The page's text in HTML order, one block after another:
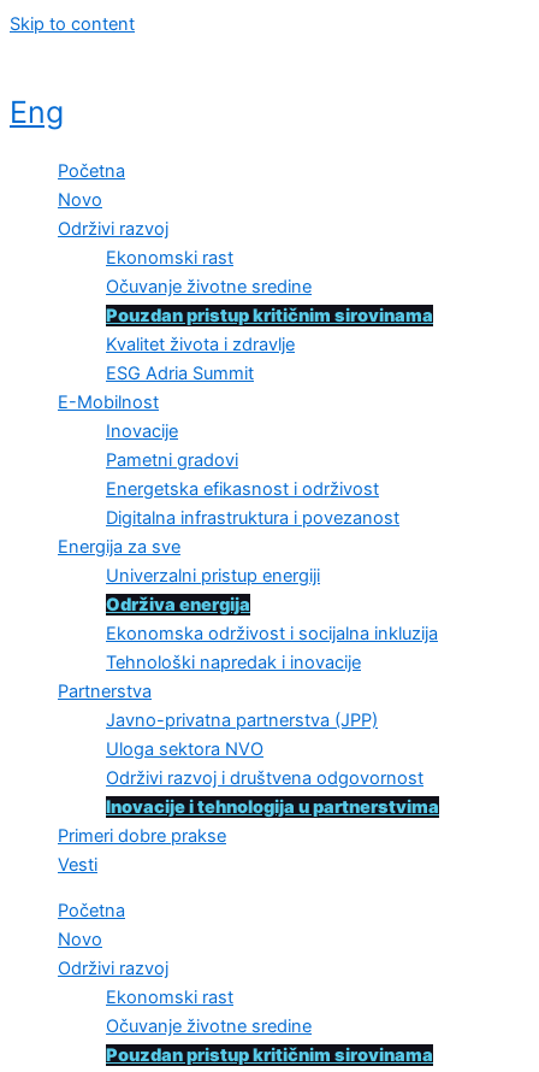
Skip to content
Eng
Početna
Novo
Održivi razvoj
Ekonomski rast
Očuvanje životne sredine
Pouzdan pristup kritičnim sirovinama
Kvalitet života i zdravlje
ESG Adria Summit
E-Mobilnost
Inovacije
Pametni gradovi
Energetska efikasnost i održivost
Digitalna infrastruktura i povezanost
Energija za sve
Univerzalni pristup energiji
Održiva energija
Ekonomska održivost i socijalna inkluzija
Tehnološki napredak i inovacije
Partnerstva
Javno-privatna partnerstva (JPP)
Uloga sektora NVO
Održivi razvoj i društvena odgovornost
Inovacije i tehnologija u partnerstvima
Primeri dobre prakse
Vesti
Početna
Novo
Održivi razvoj
Ekonomski rast
Očuvanje životne sredine
Pouzdan pristup kritičnim sirovinama